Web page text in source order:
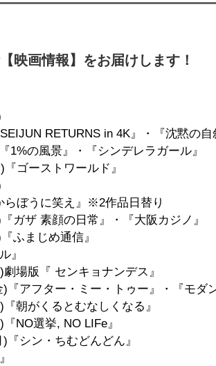
映画情報】をお届けします！
RETURNS in 4K』・『沈黙の自
1%の風景』・『シンデレラガール』
ゴーストワールド』
らぼうに笑え』※2作品日替り
ガザ 素顔の日常』・『大阪カジノ』
ふまじめ通信』
』
場版『 センキョナンデス』
)『アフター・ミー・トゥー』・『モダ
朝がくるとむなしくなる』
NO選挙, NO LIFe』
『シン・ちむどんどん』